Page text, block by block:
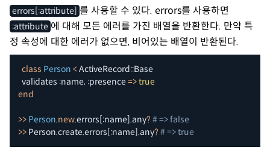
errors[:attribute] 를 사용할 수 있다. errors를 사용하면
:attribute 에 대해 모든 에러를 가진 배열을 반환한다. 만약 특
정 속성에 대한 에러가 없으면, 비어있는 배열이 반환된다.
class Person < ActiveRecord::Base
  validates
:name, :presence=>true
end
>> Person.new.errors[:name].any? # => false
>> Person.create.errors[:name].any? # => true